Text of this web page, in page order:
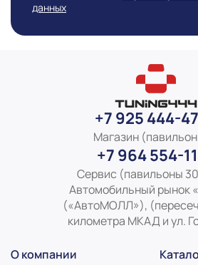
виде и цвете товара носит
основывается на последних
публикации сведениях
данных
+7 925 444-
Магазин
+7 964 554-
Сервис (павильоны
Автомобильный рынок
(«АвтоМОЛЛ»),
километра МКАД и ул.
О компании